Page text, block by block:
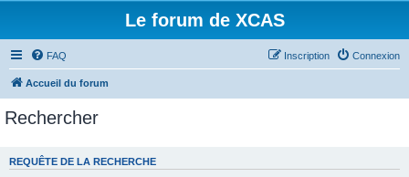
Le forum de XCAS
FAQ Connexion
Inscription
Accueil du forum
Rechercher
REQUÊTE DE LA RECHERCHE